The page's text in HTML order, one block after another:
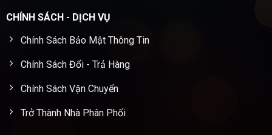
CHÍNH SÁCH - DỊCH VỤ
Chính Sách Bảo Mật Thông Tin
Chính Sách Đổi - Trả Hàng
Chính Sách Vận Chuyển
Trở Thành Nhà Phân Phối